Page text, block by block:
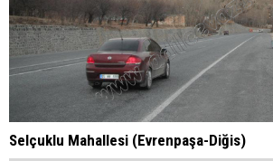
Selçuklu Mahallesi (Evrenpaşa-Diğis)